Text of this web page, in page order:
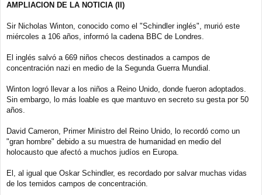
n
a
j
AMPLIACION DE LA NOTICIA (II)
Sir Nicholas Winton, conocido como el "Schindler inglés", murió este
miércoles a 106 años, informó la cadena BBC de Londres.
El inglés salvó a 669 niños checos destinados a campos de
concentración nazi en medio de la Segunda Guerra Mundial.
Winton logró llevar a los niños a Reino Unido, donde fueron adoptados.
Sin embargo, lo más loable es que mantuvo en secreto su gesta por 50
años.
David Cameron, Primer Ministro del Reino Unido, lo recordó como un
"gran hombre" debido a su muestra de humanidad en medio del
holocausto que afectó a muchos judíos en Europa.
El, al igual que Oskar Schindler, es recordado por salvar muchas vidas
de los temidos campos de concentración.